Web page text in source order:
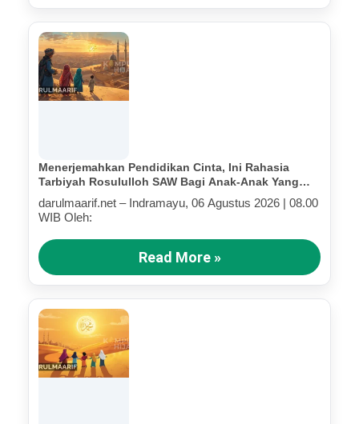
Menerjemahkan Pendidikan Cinta, Ini Rahasia
Tarbiyah Rosululloh SAW Bagi Anak-Anak Yang
Terluka (Bagian IV)
darulmaarif.net – Indramayu, 06 Agustus 2026 | 08.00
WIB Oleh:
Read More »